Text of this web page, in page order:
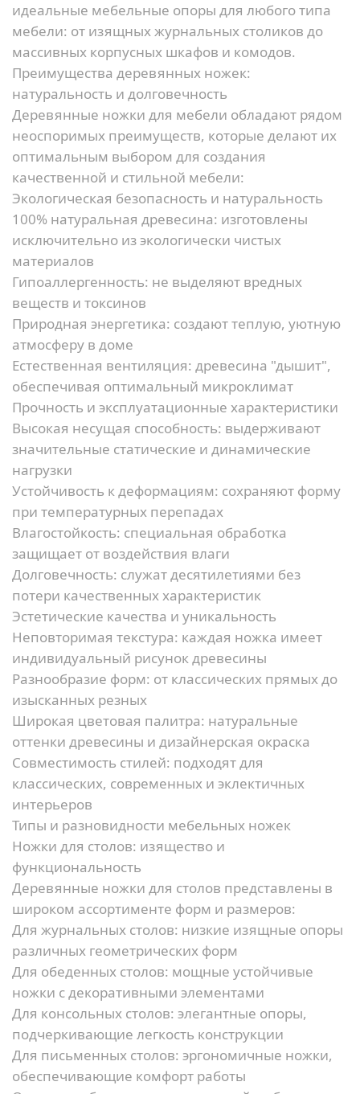
идеальные мебельные опоры для любого типа
мебели: от изящных журнальных столиков до
массивных корпусных шкафов и комодов.
Преимущества деревянных ножек:
натуральность и долговечность
Деревянные ножки для мебели обладают рядом
неоспоримых преимуществ, которые делают их
оптимальным выбором для создания
качественной и стильной мебели:
Экологическая безопасность и натуральность
100% натуральная древесина: изготовлены
исключительно из экологически чистых
материалов
Гипоаллергенность: не выделяют вредных
веществ и токсинов
Природная энергетика: создают теплую, уютную
атмосферу в доме
Естественная вентиляция: древесина "дышит",
обеспечивая оптимальный микроклимат
Прочность и эксплуатационные характеристики
Высокая несущая способность: выдерживают
значительные статические и динамические
нагрузки
Устойчивость к деформациям: сохраняют форму
при температурных перепадах
Влагостойкость: специальная обработка
защищает от воздействия влаги
Долговечность: служат десятилетиями без
потери качественных характеристик
Эстетические качества и уникальность
Неповторимая текстура: каждая ножка имеет
индивидуальный рисунок древесины
Разнообразие форм: от классических прямых до
изысканных резных
Широкая цветовая палитра: натуральные
оттенки древесины и дизайнерская окраска
Совместимость стилей: подходят для
классических, современных и эклектичных
интерьеров
Типы и разновидности мебельных ножек
Ножки для столов: изящество и
функциональность
Деревянные ножки для столов представлены в
широком ассортименте форм и размеров:
Для журнальных столов: низкие изящные опоры
различных геометрических форм
Для обеденных столов: мощные устойчивые
ножки с декоративными элементами
Для консольных столов: элегантные опоры,
подчеркивающие легкость конструкции
Для письменных столов: эргономичные ножки,
обеспечивающие комфорт работы